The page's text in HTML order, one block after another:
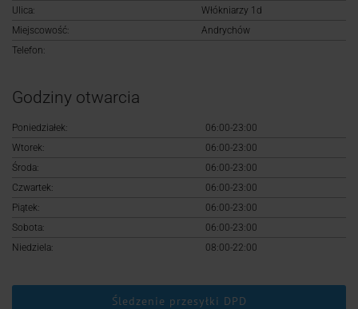
Ulica:
Włókniarzy 1d
Miejscowość:
Andrychów
Telefon:
Godziny otwarcia
Poniedziałek:
06:00-23:00
Wtorek:
06:00-23:00
Środa:
06:00-23:00
Czwartek:
06:00-23:00
Piątek:
06:00-23:00
Sobota:
06:00-23:00
Niedziela:
08:00-22:00
Śledzenie przesyłki DPD